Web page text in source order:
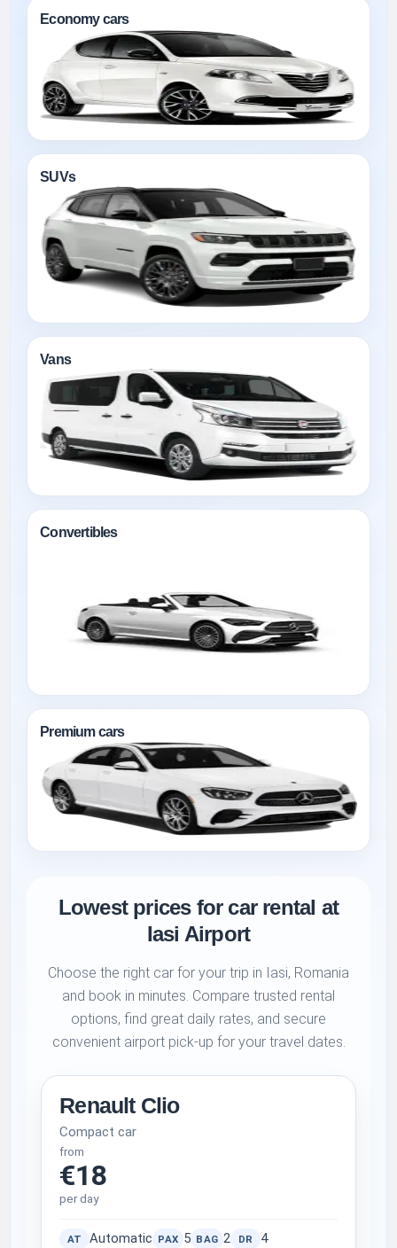
Economy cars
SUVs
Vans
Convertibles
Premium cars
Lowest prices for car rental at
Iasi Airport
Choose the right car for your trip in Iasi, Romania
and book in minutes. Compare trusted rental
options, find great daily rates, and secure
convenient airport pick-up for your travel dates.
Renault Clio
Compact car
from
€18
per day
AT Automatic PAX 5 BAG 2 DR 4